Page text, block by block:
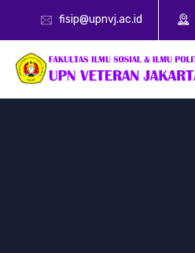
fisip@upnvj.ac.id